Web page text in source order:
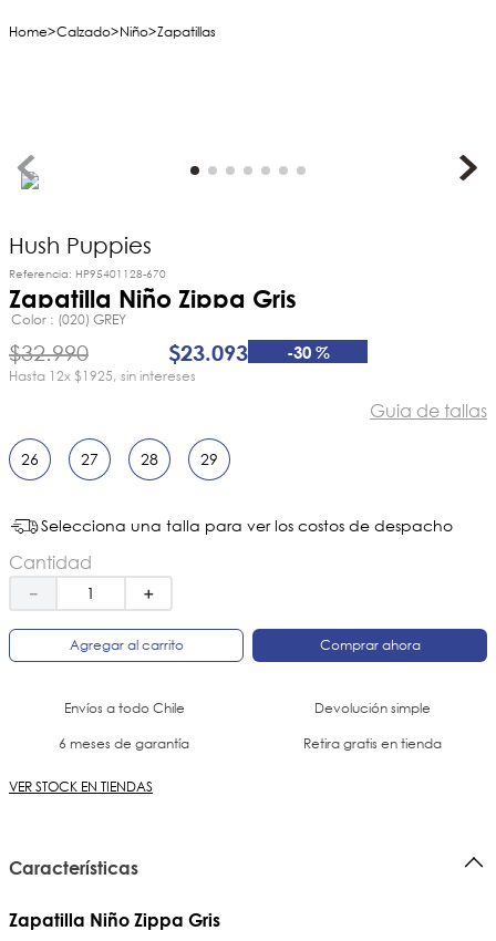
Calzado Niño Zapatillas
Hush Puppies
Referencia: HP95401128-670
Zapatilla Niño Zippa Gris
Color (020) GREY
$32.990 $23.093 -30 %
12x$1925 sin intereses
Guia de tallas
26 27 28 29
Selecciona una talla para ver los costos de despacho
Cantidad
＋
－
Agregar al carrito Comprar ahora
Envíos a todo Chile
Devolución simple
6 meses de garantía
Retira gratis en tienda
VER STOCK EN TIENDAS
Características
Zapatilla Niño Zippa Gris